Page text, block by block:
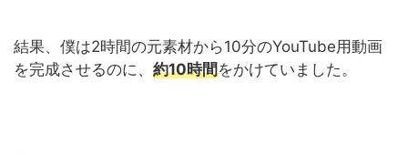
結果、僕は2時間の元素材から10分のYouTube用動画
を完成させるのに、 約10時間をかけていました。